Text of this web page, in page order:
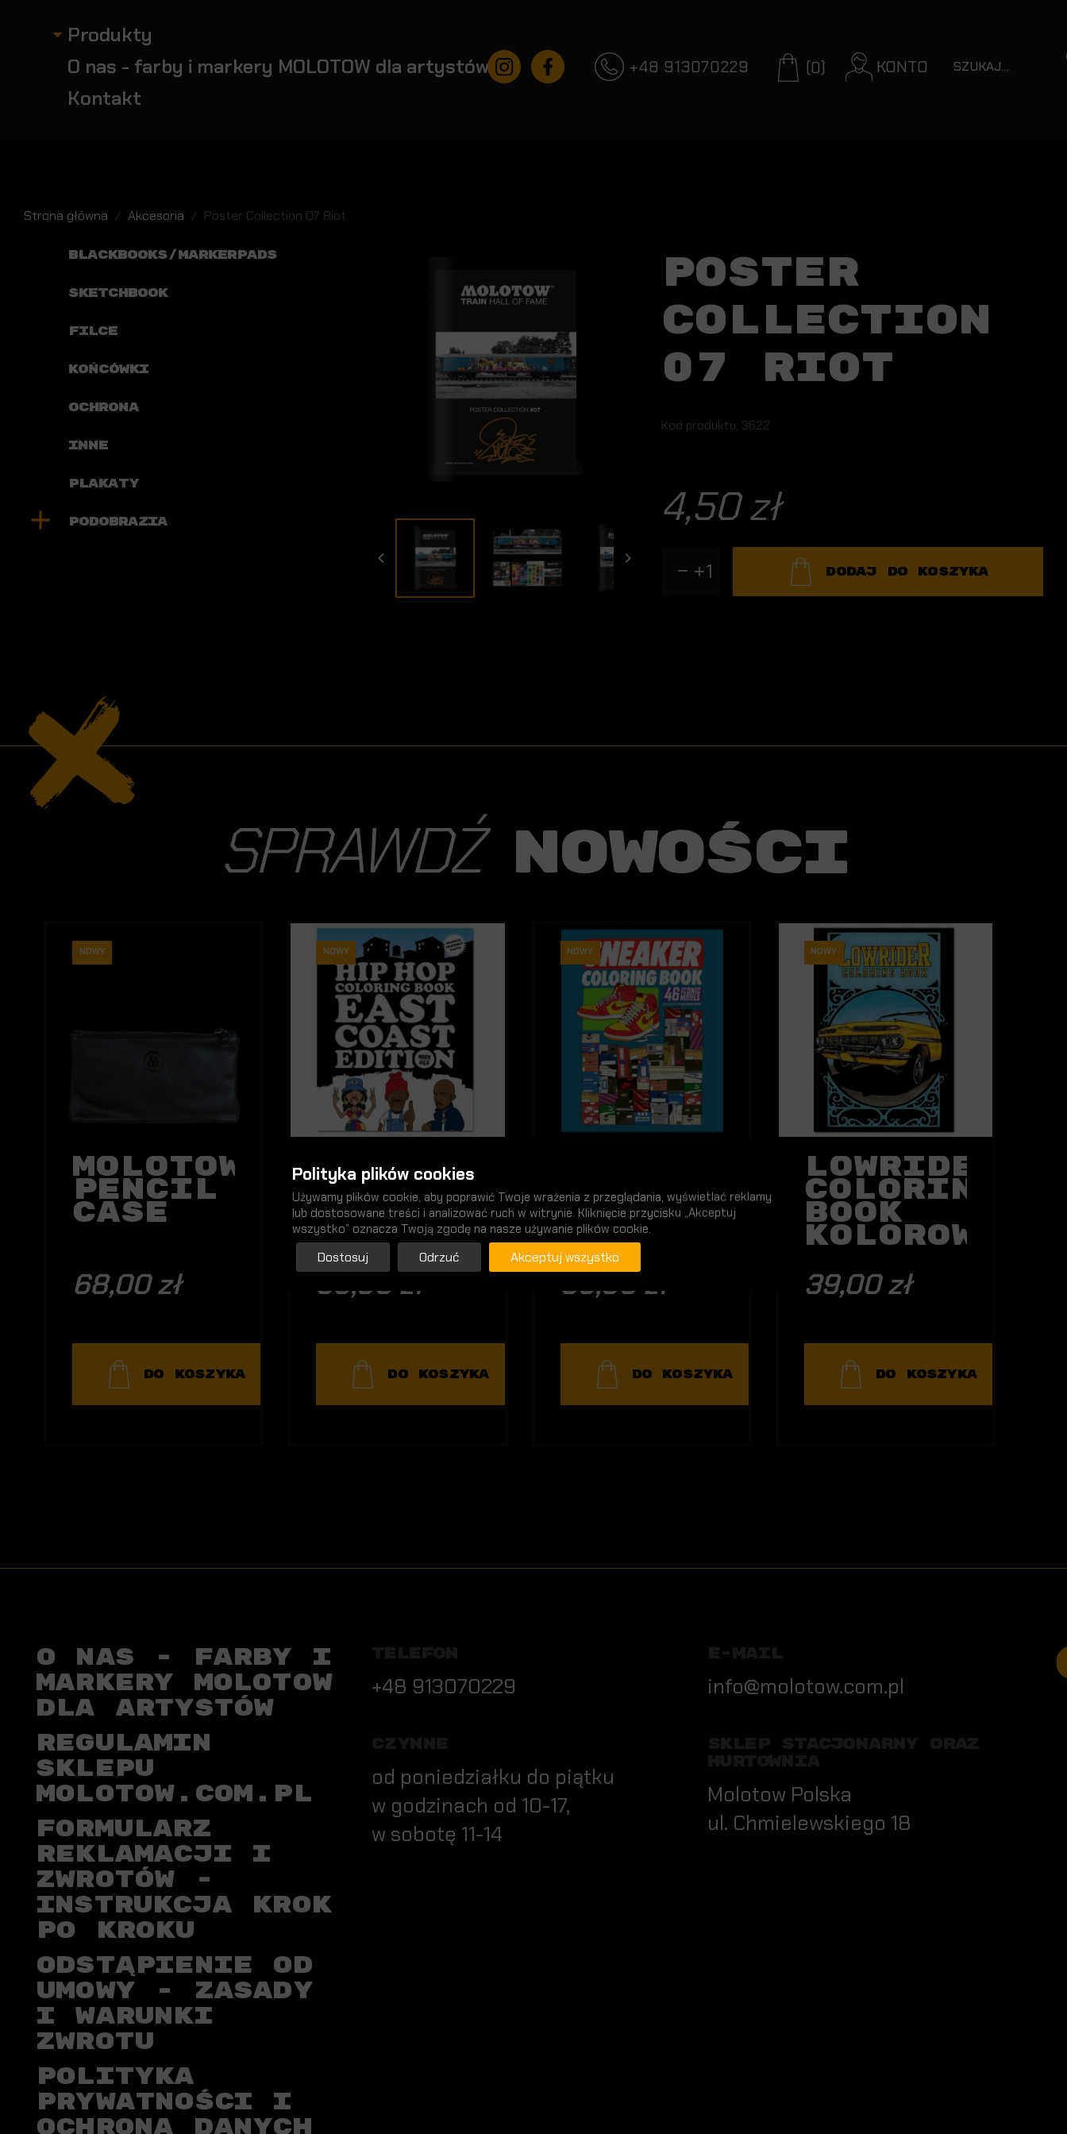
Produkty
O nas - farby i markery MOLOTOW dla artystów
Kontakt
Facebook
Instagram +48 913070229 (0) KONTO
Strona główna Akcesoria Poster Collection 07 Riot
BLACKBOOKS/MARKERPADS
SKETCHBOOK
FILCE
KOŃCÓWKI
OCHRONA
INNE
PLAKATY
PODOBRAZIA

 
POSTER
COLLECTION
07 RIOT
Kod produktu: 3622
4,50 zł
DODAJ DO KOSZYKA
SPRAWDŹ nowości
Molotow
Pencil
Case
68,00 zł
DO KOSZYKA
NOWY
Hip
Hop
Coloring
East
Coast
Edition
KOLOROWANKA
39,00 zł
DO KOSZYKA
NOWY
Coloring
Book
Kolorowanka
39,00 zł
DO KOSZYKA
NOWY
Lowrider
Coloring
Book
39,00 zł
DO KOSZYKA
NOWY
O NAS - FARBY I
MARKERY MOLOTOW
DLA ARTYSTÓW
REGULAMIN
SKLEPU
MOLOTOW.COM.PL
FORMULARZ
REKLAMACJI I
ZWROTÓW -
INSTRUKCJA KROK
PO KROKU
ODSTĄPIENIE OD
UMOWY - ZASADY
I WARUNKI
ZWROTU
POLITYKA
PRYWATNOŚCI I
OCHRONA DANYCH
+48 913070229 info@molotow.com.pl
od poniedziałku do piątku
w godzinach od 10-17,
w sobotę 11-14
Molotow Polska
ul. Chmielewskiego 18
Polityka plików cookies
Używamy plików cookie, aby poprawić Twoje wrażenia z przeglądania, wyświetlać reklamy
lub dostosowane treści i analizować ruch w witrynie. Kliknięcie przycisku „Akceptuj
wszystko” oznacza Twoją zgodę na nasze używanie plików cookie.
Dostosuj Odrzuć Akceptuj wszystko